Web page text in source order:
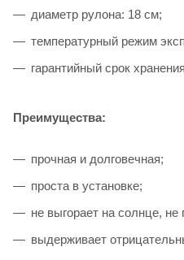
диаметр рулона: 18 см;
температурный режим
гарантийный срок
Преимущества:
прочная и долговечная;
проста в установке;
не выгорает на солнце, не
выдерживает